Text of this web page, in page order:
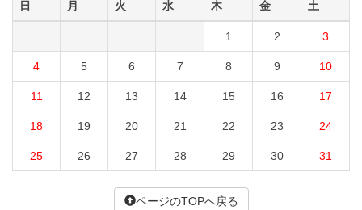
日 月 火 水 木 金 土
1 2 3
4 5 6 7 8 9 10
11 12 13 14 15 16 17
18 19 20 21 22 23 24
25 26 27 28 29 30 31
ページのTOPへ戻る